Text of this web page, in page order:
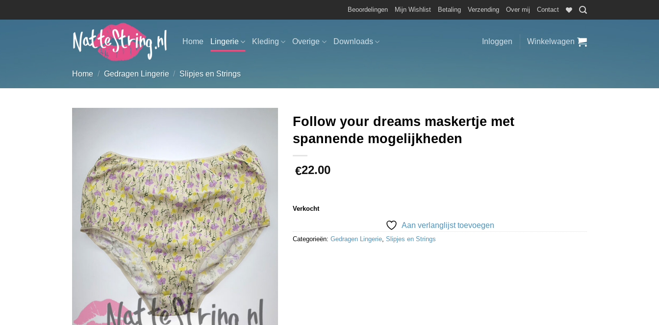
naar
Beoordelingen Mijn Wishlist Betaling Verzending Over mij Contact
Home Lingerie Kleding Overige Downloads Inloggen Winkelwagen
Home / Gedragen Lingerie / Slipjes en Strings
verlanglijst
toevoegen
Follow your dreams maskertje met
spannende mogelijkheden
€22.00
Verkocht
Aan verlanglijst toevoegen
Categorieën: Gedragen Lingerie, Slipjes en Strings